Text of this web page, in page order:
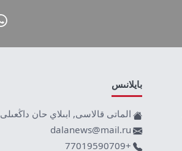
بايلانىس
الماتى قالاسى, ابىلاي حان داڭعىلى 79, 125 وفيس.
dalanews@mail.ru
+77019590709